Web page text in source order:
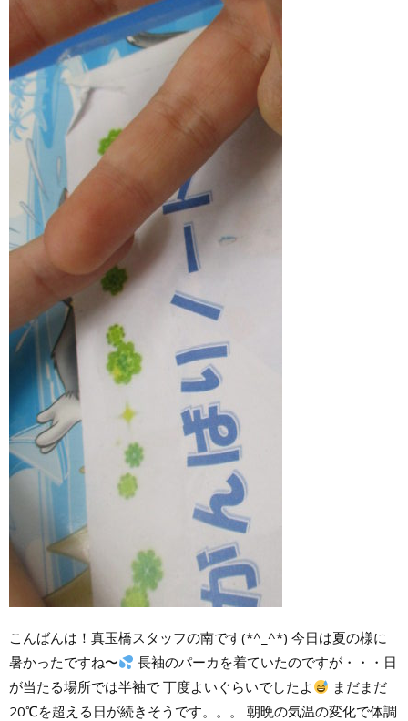
こんばんは！真玉橋スタッフの南です(*^_^*) 今日は夏の様に
暑かったですね〜
長袖のパーカを着ていたのですが・・・日
が当たる場所では半袖で 丁度よいぐらいでしたよ
まだまだ
20℃を超える日が続きそうです。。。 朝晩の気温の変化で体調